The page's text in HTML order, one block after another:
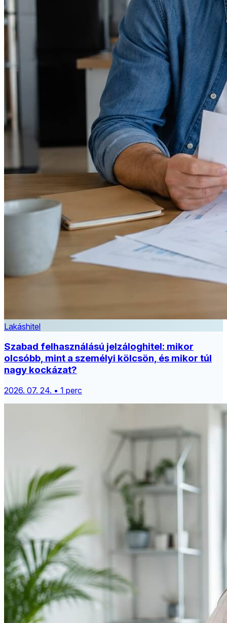
Lakáshitel
Szabad felhasználású jelzáloghitel: mikor
olcsóbb, mint a személyi kölcsön, és mikor túl
nagy kockázat?
2026. 07. 24. • 1 perc